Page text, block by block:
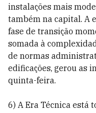
instalações mais
também na capital. A
fase de transição
somada à
de normas
edificações, gerou as
quinta-feira.
6) A Era Técnica está